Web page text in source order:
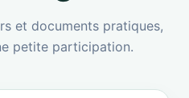
et documents pratiques,
petite participation.